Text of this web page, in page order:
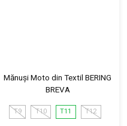
Mănuși Moto din Textil BERING
BREVA
T9 T10 T11 T12